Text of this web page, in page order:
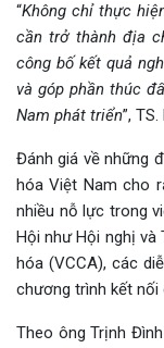
“Không chỉ thực
cần trở thành địa
công bố kết quả
và góp phần thúc
Nam phát triển”,
Đánh giá về những
hóa Việt Nam cho
nhiều nỗ lực trong
Hội như Hội nghị
hóa (VCCA), các
chương trình kết nối
Theo ông Trịnh